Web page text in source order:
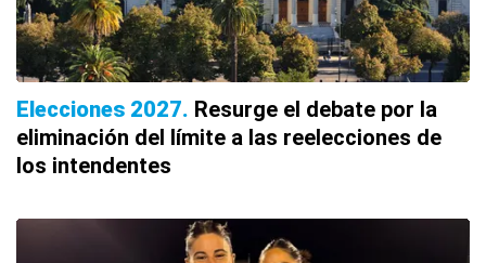
Elecciones 2027 Resurge el debate por la
eliminación del límite a las reelecciones de
los intendentes